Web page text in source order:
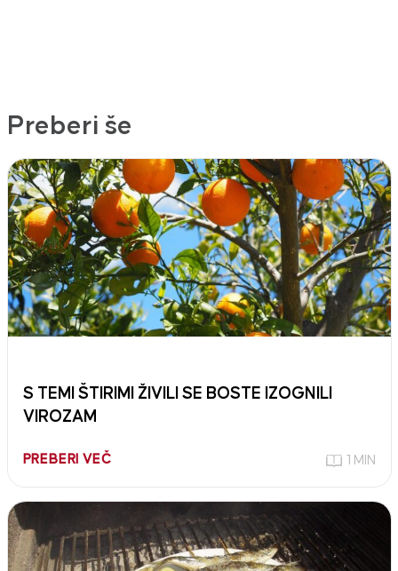
Preberi še
S TEMI ŠTIRIMI ŽIVILI SE BOSTE IZOGNILI
VIROZAM
PREBERI VEČ 1 MIN